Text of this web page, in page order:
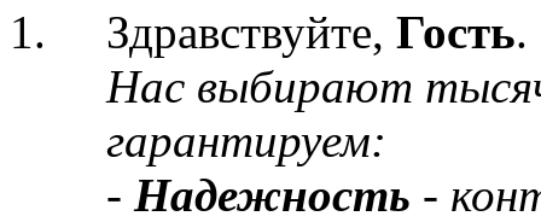
Здравствуйте, Гость.
Нас выбирают
гарантируем:
- Надежность -